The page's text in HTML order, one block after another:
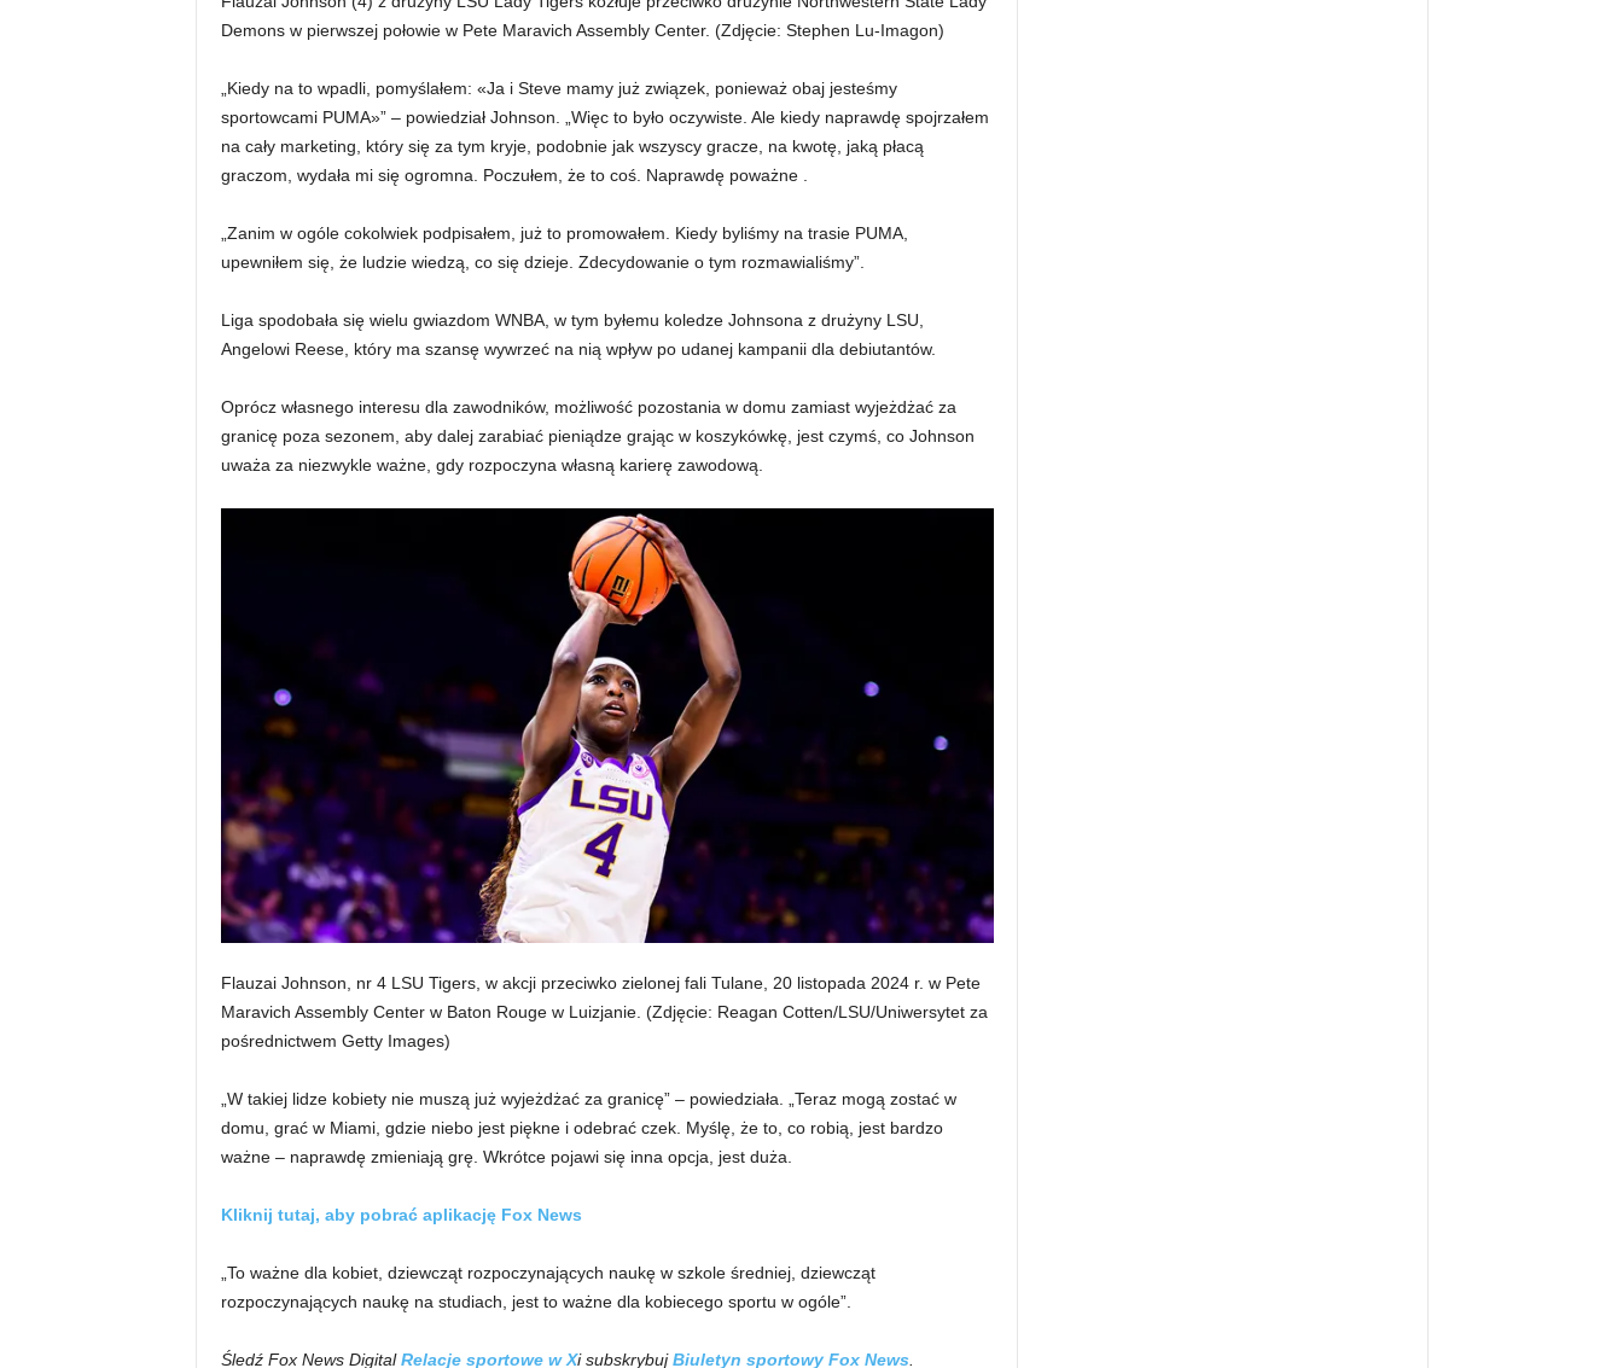
Demons w pierwszej połowie w Pete Maravich Assembly Center. (Zdjęcie: Stephen Lu-Imagon)
„Kiedy na to wpadli, pomyślałem: «Ja i Steve mamy już związek, ponieważ obaj jesteśmy
sportowcami PUMA»” – powiedział Johnson. „Więc to było oczywiste. Ale kiedy naprawdę spojrzałem
na cały marketing, który się za tym kryje, podobnie jak wszyscy gracze, na kwotę, jaką płacą
graczom, wydała mi się ogromna. Poczułem, że to coś. Naprawdę poważne .
„Zanim w ogóle cokolwiek podpisałem, już to promowałem. Kiedy byliśmy na trasie PUMA,
upewniłem się, że ludzie wiedzą, co się dzieje. Zdecydowanie o tym rozmawialiśmy”.
Liga spodobała się wielu gwiazdom WNBA, w tym byłemu koledze Johnsona z drużyny LSU,
Angelowi Reese, który ma szansę wywrzeć na nią wpływ po udanej kampanii dla debiutantów.
Oprócz własnego interesu dla zawodników, możliwość pozostania w domu zamiast wyjeżdżać za
granicę poza sezonem, aby dalej zarabiać pieniądze grając w koszykówkę, jest czymś, co Johnson
uważa za niezwykle ważne, gdy rozpoczyna własną karierę zawodową.
Flauzai Johnson, nr 4 LSU Tigers, w akcji przeciwko zielonej fali Tulane, 20 listopada 2024 r. w Pete
Maravich Assembly Center w Baton Rouge w Luizjanie. (Zdjęcie: Reagan Cotten/LSU/Uniwersytet za
pośrednictwem Getty Images)
„W takiej lidze kobiety nie muszą już wyjeżdżać za granicę” – powiedziała. „Teraz mogą zostać w
domu, grać w Miami, gdzie niebo jest piękne i odebrać czek. Myślę, że to, co robią, jest bardzo
ważne – naprawdę zmieniają grę. Wkrótce pojawi się inna opcja, jest duża.
Kliknij tutaj, aby pobrać aplikację Fox News
„To ważne dla kobiet, dziewcząt rozpoczynających naukę w szkole średniej, dziewcząt
rozpoczynających naukę na studiach, jest to ważne dla kobiecego sportu w ogóle”.
Śledź Fox News DigitalRelacje sportowe w Xi subskrybujBiuletyn sportowy Fox News.